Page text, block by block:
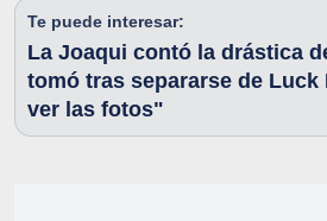
Te puede interesar:
La Joaqui contó la drástica
tomó tras separarse de Luck
ver las fotos"